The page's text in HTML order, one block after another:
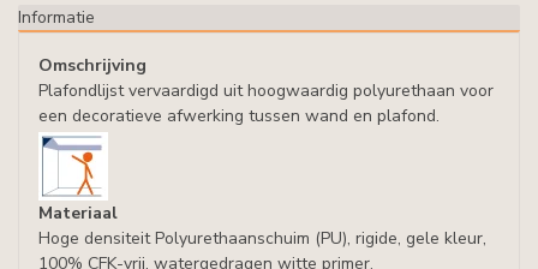
Informatie
Omschrijving
Plafondlijst vervaardigd uit hoogwaardig polyurethaan voor
een decoratieve afwerking tussen wand en plafond.
Materiaal
Hoge densiteit Polyurethaanschuim (PU), rigide, gele kleur,
100% CFK-vrij, watergedragen witte primer.